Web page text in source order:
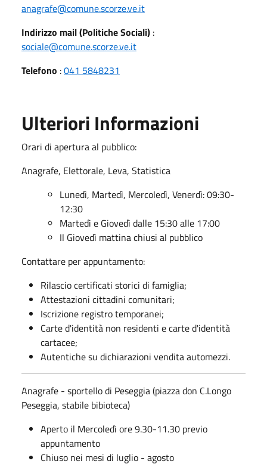
anagrafe@comune.scorze.ve.it
Indirizzo mail (Politiche Sociali) :
sociale@comune.scorze.ve.it
Telefono :041 5848231
Ulteriori Informazioni
Orari di apertura al pubblico:
Anagrafe, Elettorale, Leva, Statistica
Lunedì, Martedì, Mercoledì, Venerdì: 09:30-
12:30
Martedì e Giovedì dalle 15:30 alle 17:00
Il Giovedì mattina chiusi al pubblico
Contattare per appuntamento:
Rilascio certificati storici di famiglia;
Attestazioni cittadini comunitari;
Iscrizione registro temporanei;
Carte d'identità non residenti e carte d'identità
cartacee;
Autentiche su dichiarazioni vendita automezzi.
Anagrafe - sportello di Peseggia (piazza don C.Longo
Peseggia, stabile bibioteca)
Aperto il Mercoledì ore 9.30-11.30 previo
appuntamento
Chiuso nei mesi di luglio - agosto